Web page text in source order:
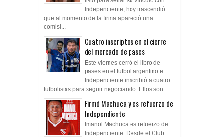
Independiente, hoy trascendió
que al momento de la firma apareció una
comisi...
Cuatro inscriptos en el cierre
del mercado de pases
Este viernes cerró el libro de
pases en el fútbol argentino e
Independiente inscribió a cuatro
futbolistas para seguir negociando. Ellos son...
Firmó Machuca y es refuerzo de
Independiente
Imanol Machuca es refuerzo de
Independiente. Desde el Club